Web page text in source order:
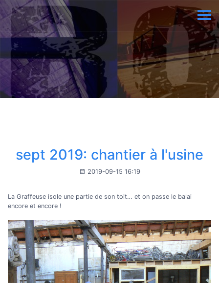
sept 2019: chantier à l'usine
2019-09-15 16:19
La Graffeuse isole une partie de son toit… et on passe le balai
encore et encore !